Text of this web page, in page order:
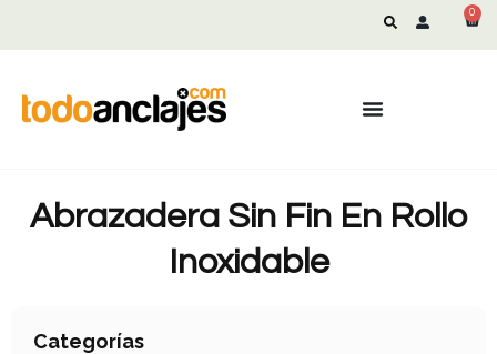
0
Abrazadera Sin Fin En Rollo
Inoxidable
Categorías